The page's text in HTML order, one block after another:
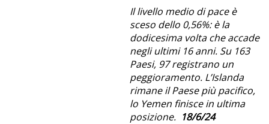
Il livello medio di pace è
sceso dello 0,56%: è la
dodicesima volta che accade
negli ultimi 16 anni. Su 163
Paesi, 97 registrano un
peggioramento. L’Islanda
rimane il Paese più pacifico,
lo Yemen finisce in ultima
posizione. 18/6/24